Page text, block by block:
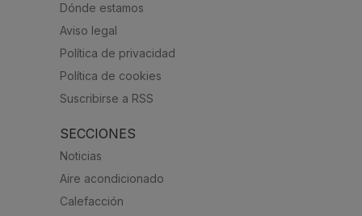
Dónde estamos
Aviso legal
Política de privacidad
Política de cookies
Suscribirse a RSS
SECCIONES
Noticias
Aire acondicionado
Calefacción